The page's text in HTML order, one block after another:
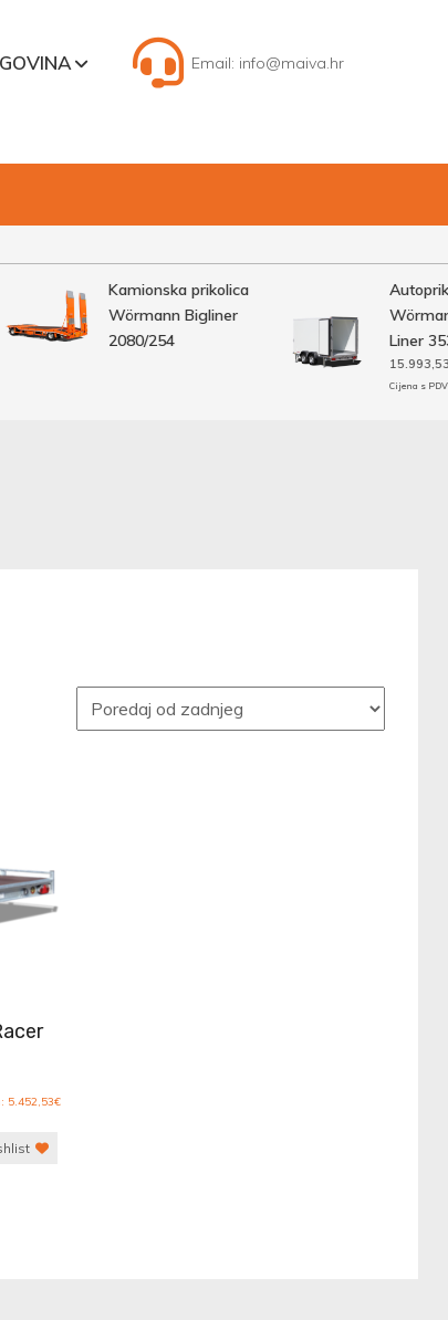
Email: info@maiva.hr
Kamionska prikolica
Wörmann Bigliner
2080/254
Liner
15.993,53€
Cijena s PDV-
5.452,53€